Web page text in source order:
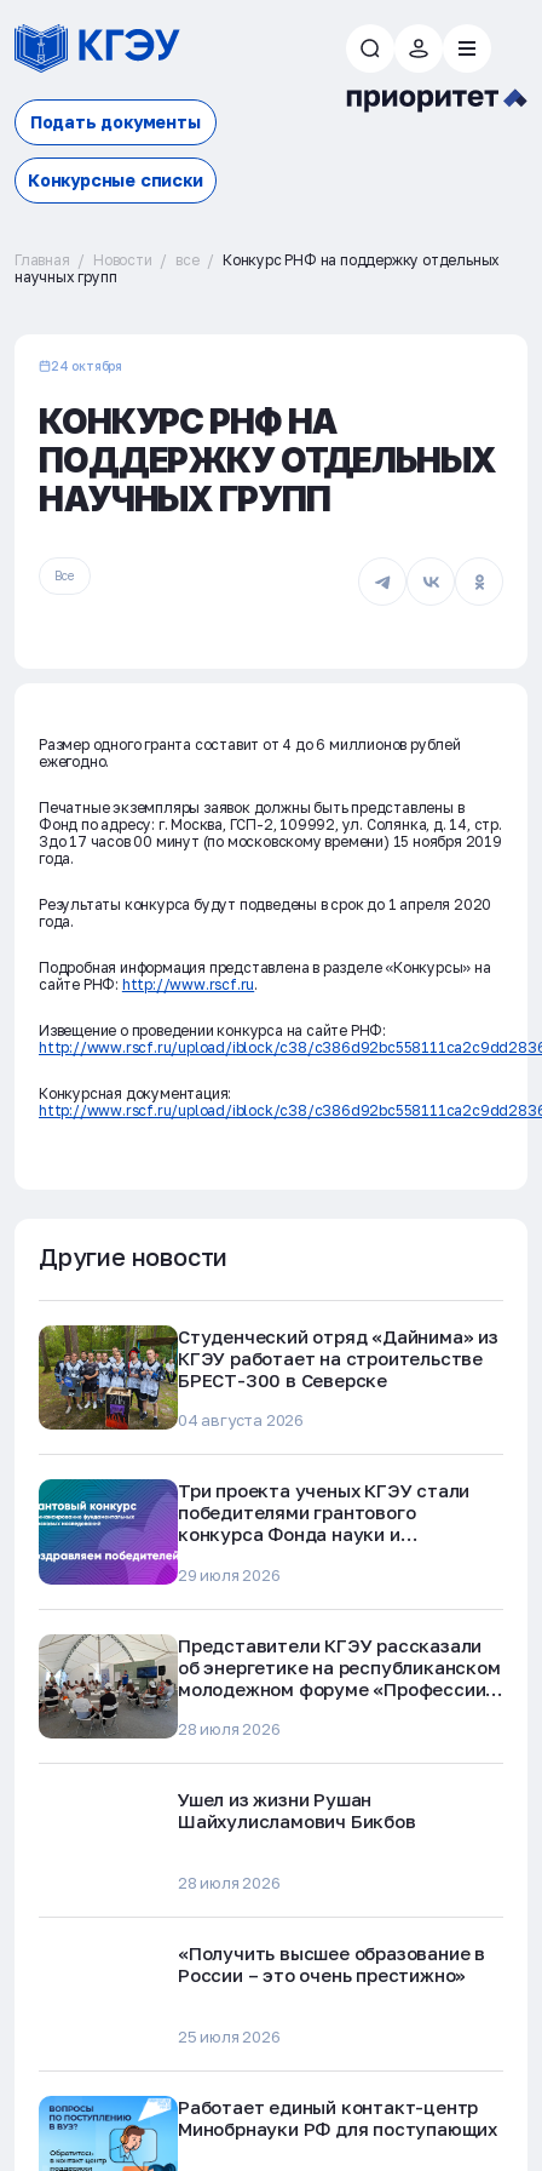
Подать документы
Конкурсные списки
Главная Новости все
Конкурс РНФ на поддержку отдельных
научных групп
24 октября
КОНКУРС РНФ НА
ПОДДЕРЖКУ ОТДЕЛЬНЫХ
НАУЧНЫХ ГРУПП
Все
Размер одного гранта составит от 4 до 6 миллионов рублей
ежегодно.
Печатные экземпляры заявок должны быть представлены в
Фонд по адресу: г. Москва, ГСП-2, 109992, ул. Солянка, д. 14, стр.
3до 17 часов 00 минут (по московскому времени) 15 ноября 2019
года.
Результаты конкурса будут подведены в срок до 1 апреля 2020
года.
Подробная информация представлена в разделе «Конкурсы» на
сайте РНФ: http://www.rscf.ru.
Извещение о проведении конкурса на сайте РНФ:
http://www.rscf.ru/upload/iblock/c38/
Конкурсная документация:
http://www.rscf.ru/upload/iblock/c38/
Другие новости
Студенческий отряд «Дайнима» из
КГЭУ работает на строительстве
БРЕСТ-300 в Северске
04 августа 2026
Три проекта ученых КГЭУ стали
победителями грантового
конкурса Фонда науки и
29 июля 2026
Представители КГЭУ рассказали
об энергетике на республиканском
молодежном форуме «Профессии
28 июля 2026
Ушел из жизни Рушан
Шайхулисламович Бикбов
28 июля 2026
«Получить высшее образование в
России – это очень престижно»
25 июля 2026
Работает единый контакт-центр
Минобрнауки РФ для поступающих